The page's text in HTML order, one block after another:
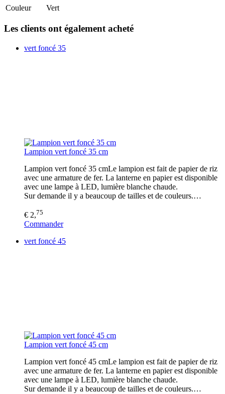
Couleur
Vert
Les clients ont également acheté
vert foncé 35
Lampion vert foncé 35 cm
Lampion vert foncé 35 cmLe lampion est fait de papier de riz
avec une armature de fer. La lanterne en papier est disponible
avec une lampe à LED, lumière blanche chaude.
Sur demande il y a beaucoup de tailles et de couleurs.…
€ 2,75
Commander
vert foncé 45
Lampion vert foncé 45 cm
Lampion vert foncé 45 cmLe lampion est fait de papier de riz
avec une armature de fer. La lanterne en papier est disponible
avec une lampe à LED, lumière blanche chaude.
Sur demande il y a beaucoup de tailles et de couleurs.…